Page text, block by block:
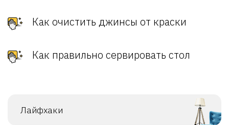
Как очистить джинсы от краски
Как правильно сервировать стол
Лайфхаки